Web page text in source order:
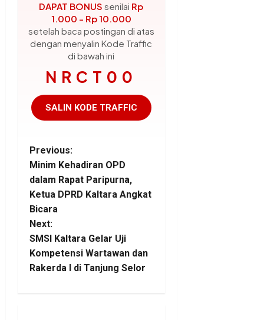
DAPAT BONUS senilai Rp
1.000 - Rp 10.000
setelah baca postingan di atas
dengan menyalin Kode Traffic
di bawah ini
NRCT00
SALIN KODE TRAFFIC
P
o
s
t
n
a
Previous:
Minim Kehadiran OPD
dalam Rapat Paripurna,
Ketua DPRD Kaltara Angkat
Bicara
Next:
SMSI Kaltara Gelar Uji
Kompetensi Wartawan dan
Rakerda I di Tanjung Selor